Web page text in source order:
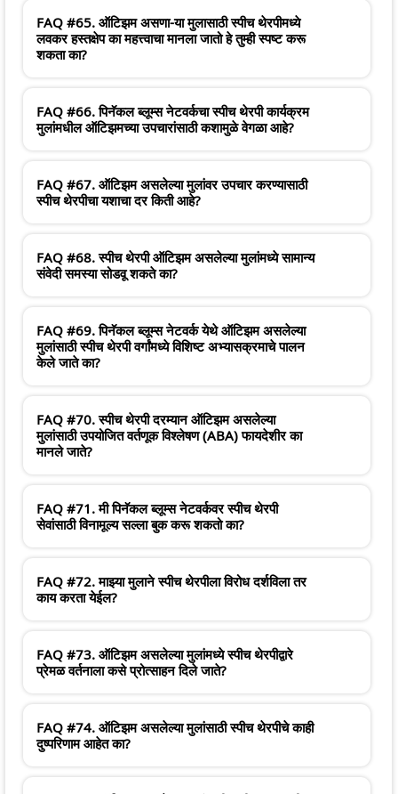
FAQ #65. ऑटिझम असणा-या मुलासाठी स्पीच थेरपीमध्ये
लवकर हस्तक्षेप का महत्त्वाचा मानला जातो हे तुम्ही स्पष्ट करू
शकता का?
FAQ #66. पिनॅकल ब्लूम्स नेटवर्कचा स्पीच थेरपी कार्यक्रम
मुलांमधील ऑटिझमच्या उपचारांसाठी कशामुळे वेगळा आहे?
FAQ #67. ऑटिझम असलेल्या मुलांवर उपचार करण्यासाठी
स्पीच थेरपीचा यशाचा दर किती आहे?
FAQ #68. स्पीच थेरपी ऑटिझम असलेल्या मुलांमध्ये सामान्य
संवेदी समस्या सोडवू शकते का?
FAQ #69. पिनॅकल ब्लूम्स नेटवर्क येथे ऑटिझम असलेल्या
मुलांसाठी स्पीच थेरपी वर्गांमध्ये विशिष्ट अभ्यासक्रमाचे पालन
केले जाते का?
FAQ #70. स्पीच थेरपी दरम्यान ऑटिझम असलेल्या
मुलांसाठी उपयोजित वर्तणूक विश्लेषण (ABA) फायदेशीर का
मानले जाते?
FAQ #71. मी पिनॅकल ब्लूम्स नेटवर्कवर स्पीच थेरपी
सेवांसाठी विनामूल्य सल्ला बुक करू शकतो का?
FAQ #72. माझ्या मुलाने स्पीच थेरपीला विरोध दर्शविला तर
काय करता येईल?
FAQ #73. ऑटिझम असलेल्या मुलांमध्ये स्पीच थेरपीद्वारे
प्रेमळ वर्तनाला कसे प्रोत्साहन दिले जाते?
FAQ #74. ऑटिझम असलेल्या मुलांसाठी स्पीच थेरपीचे काही
दुष्परिणाम आहेत का?